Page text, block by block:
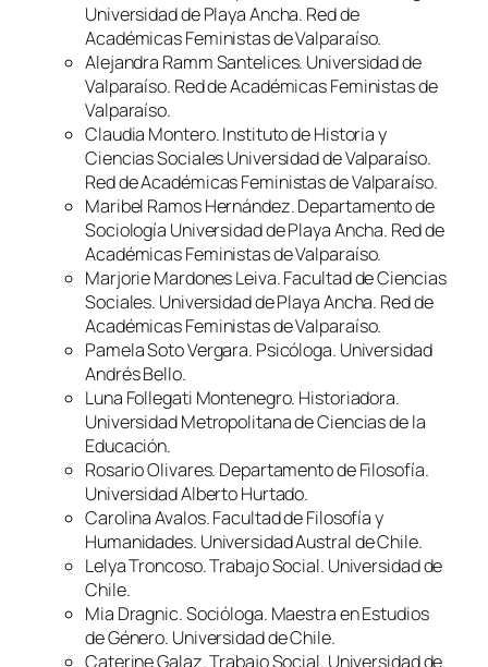
Universidad de Playa Ancha. Red de
Académicas Feministas de Valparaíso.
Alejandra Ramm Santelices. Universidad de
Valparaíso. Red de Académicas Feministas de
Valparaíso.
Claudia Montero. Instituto de Historia y
Ciencias Sociales Universidad de Valparaíso.
Red de Académicas Feministas de Valparaíso.
Maribel Ramos Hernández. Departamento de
Sociología Universidad de Playa Ancha. Red de
Académicas Feministas de Valparaíso.
Marjorie Mardones Leiva. Facultad de Ciencias
Sociales. Universidad de Playa Ancha. Red de
Académicas Feministas de Valparaíso.
Pamela Soto Vergara. Psicóloga. Universidad
Andrés Bello.
Luna Follegati Montenegro. Historiadora.
Universidad Metropolitana de Ciencias de la
Educación.
Rosario Olivares. Departamento de Filosofía.
Universidad Alberto Hurtado.
Carolina Avalos. Facultad de Filosofía y
Humanidades. Universidad Austral de Chile.
Lelya Troncoso. Trabajo Social. Universidad de
Chile.
Mia Dragnic. Socióloga. Maestra en Estudios
de Género. Universidad de Chile.
Caterine Galaz. Trabajo Social. Universidad de